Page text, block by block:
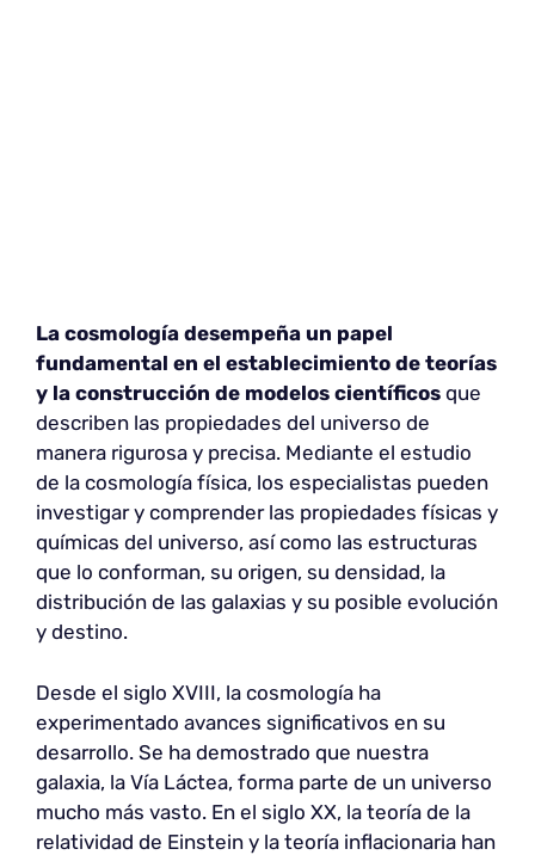
La cosmología desempeña un papel
fundamental en el establecimiento de teorías
y la construcción de modelos científicos que
describen las propiedades del universo de
manera rigurosa y precisa. Mediante el estudio
de la cosmología física, los especialistas pueden
investigar y comprender las propiedades físicas y
químicas del universo, así como las estructuras
que lo conforman, su origen, su densidad, la
distribución de las galaxias y su posible evolución
y destino.
Desde el siglo XVIII, la cosmología ha
experimentado avances significativos en su
desarrollo. Se ha demostrado que nuestra
galaxia, la Vía Láctea, forma parte de un universo
mucho más vasto. En el siglo XX, la teoría de la
relatividad de Einstein y la teoría inflacionaria han